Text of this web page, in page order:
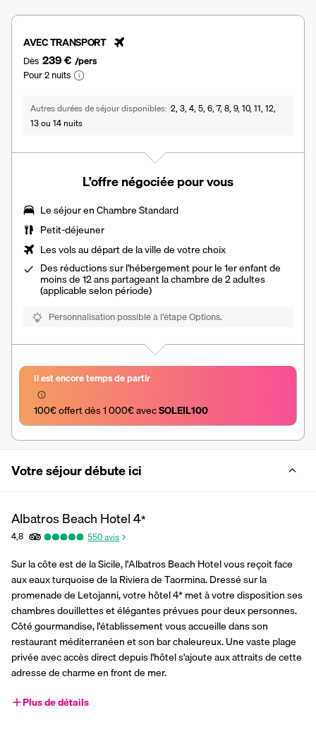
AVEC TRANSPORT
Dès 239 € /pers
Pour 2 nuits
Autres durées de séjour disponibles 2, 3, 4, 5, 6, 7, 8, 9, 10, 11, 12,
13 ou 14 nuits
L’offre négociée pour vous
Le séjour enChambre Standard
Petit-déjeuner
Les vols au départ de la ville de votre choix
Des réductions sur l'hébergement pour le 1er enfant de
moins de 12 ans partageant la chambre de 2 adultes
(applicable selon période)
Personnalisation possible à l’étape Options.
Il est encore temps de partir
100€ offert dès 1 000€ avec SOLEIL100
Votre séjour débute ici
Albatros Beach Hotel4*
4,8 550avis
Sur la côte est de la Sicile, l'Albatros Beach Hotel vous reçoit face
aux eaux turquoise de la Riviera de Taormina. Dressé sur la
promenade de Letojanni, votre hôtel 4* met à votre disposition ses
chambres douillettes et élégantes prévues pour deux personnes.
Côté gourmandise, l'établissement vous accueille dans son
restaurant méditerranéen et son bar chaleureux. Une vaste plage
privée avec accès direct depuis l'hôtel s'ajoute aux attraits de cette
adresse de charme en front de mer.
Plus de détails